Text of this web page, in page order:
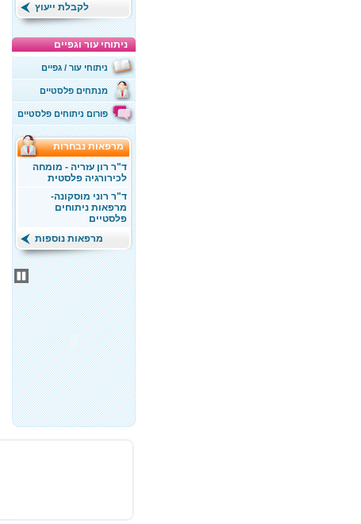
לקבלת ייעוץ
ניתוחי עור וגפיים
ניתוחי עור / גפיים
מנתחים פלסטיים
פורום ניתוחים פלסטיים
מרפאות נבחרות
ד"ר רון עזריה - מומחה
לכירורגיה פלסטית
ד"ר רוני מוסקונה-
מרפאות ניתוחים
פלסטיים
מרפאות נוספות